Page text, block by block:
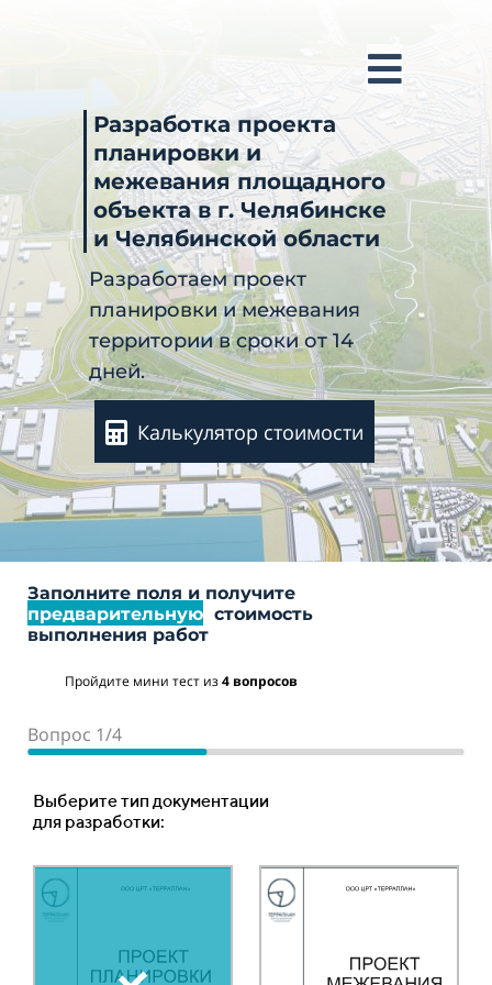
Разработка проекта
планировки и
межевания площадного
объекта в г. Челябинске
и Челябинской области
Разработаем проект
планировки и межевания
территории в сроки от 14
дней.
Калькулятор стоимости
Заполните поля и получите
предварительную стоимость
выполнения работ
Пройдите мини тест из4 вопросов
Вопрос 1/4
Выберите тип документации
для разработки:
Вопрос 2/4
Тип объекта:
Вопрос 3/4
Ориентировочная площадь или протяженность
объекта :
Площадный объект
Вопрос 4/4
Место расположения объекта
Ваш телефон
Ориентировочная цена
составляет: